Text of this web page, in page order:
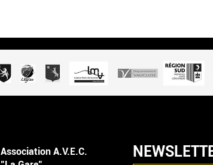
Association A.V.E.C.